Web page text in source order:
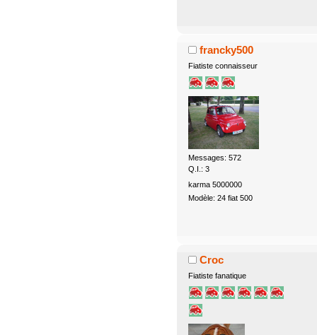
francky500
Fiatiste connaisseur
Messages: 572
Q.I.: 3
karma 5000000
Modèle: 24 fiat 500
Croc
Fiatiste fanatique